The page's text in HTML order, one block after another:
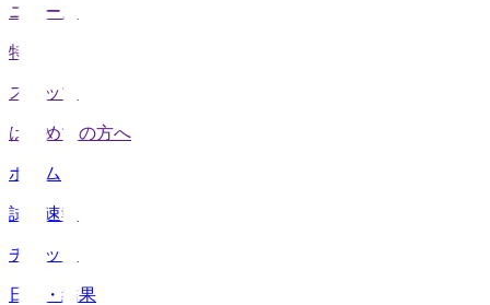
ニュース
特集
スタッツ
はじめての方へ
ホーム
試合速報
チケット
日程・結果